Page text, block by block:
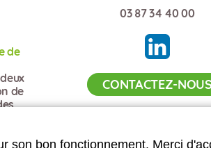
son bon fonctionnement. Merci
de
de
03 87 34 40 00
CONTACTEZ-NOUS